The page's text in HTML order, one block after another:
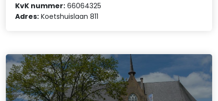
KvK nummer: 66064325
Adres: Koetshuislaan 811